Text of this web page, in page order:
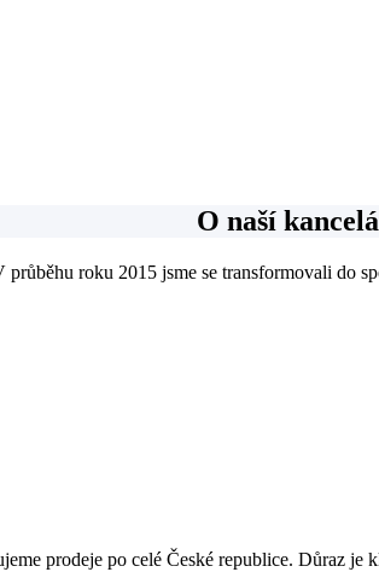
O naší
roku 2015 jsme se transformovali do
prodeje po celé České republice. Důraz